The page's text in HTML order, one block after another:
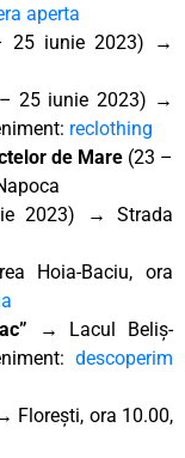
aperta
25 iunie 2023) →
25 iunie 2023) →
reclothing
de Mare (23 –
2023) → Strada
Hoia-Baciu, ora
→ Lacul Beliș-
descoperim
Florești, ora 10.00,